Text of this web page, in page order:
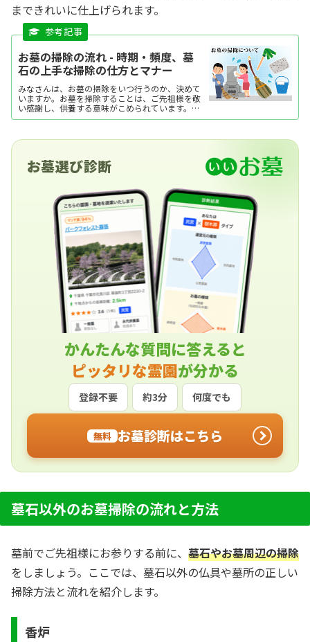
まできれいに仕上げられます。
お墓の掃除の流れ - 時期・頻度、墓
石の上手な掃除の仕方とマナー
みなさんは、お墓の掃除をいつ行うのか、決めて
いますか。お墓を掃除することは、ご先祖様を敬
い感謝し、供養する意味がこめられています。お
盆・彼岸・年末などの時期にお墓参りへ訪れるこ
もいるでしょう。また、さまざまな事情を抱える
する場合も、業者に委託する場合も、いずれもご
先祖様を想う気持ちに変わりはありません。この
記事では、自身で掃除する場合の道具(スポンジや
タワシ)の使い方や手順、注意点などをご紹介しま
お墓選び診断
かんたんな質問に答えると
ピッタリな霊園が分かる
登録不要 約3分 何度でも
無料 お墓診断はこちら
墓石以外のお墓掃除の流れと方法
墓前でご先祖様にお参りする前に、 墓石やお墓周辺の掃除
をしましょう。ここでは、墓石以外の仏具や墓所の正しい
掃除方法と流れを紹介します。
香炉